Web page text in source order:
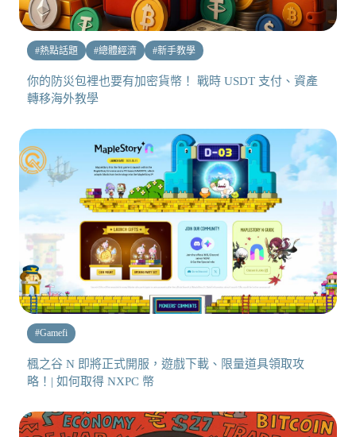
#熱點話題 #總體經濟 #新手教學
你的防災包裡也要有加密貨幣！ 戰時 USDT 支付、資產
轉移海外教學
#Gamefi
楓之谷 N 即將正式開服，遊戲下載、限量道具領取攻
略！| 如何取得 NXPC 幣